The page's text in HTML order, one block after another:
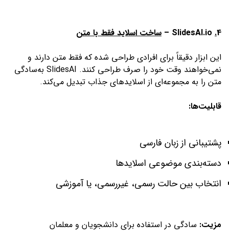
4
.
ساخت اسلاید فقط با متن
این ابزار دقیقاً برای افرادی طراحی شده که فقط متن دارند و
نمی‌خواهند وقت خود را صرف طراحی کنند. SlidesAI به‌سادگی
متن را به مجموعه‌ای از اسلایدهای جذاب تبدیل می‌کند.
قابلیت‌ها:
پشتیبانی از زبان فارسی
دسته‌بندی موضوعی اسلایدها
انتخاب بین حالت رسمی، غیررسمی، یا آموزشی
مزیت: سادگی در استفاده برای دانشجویان و معلمان